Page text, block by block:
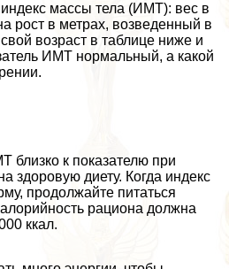
массы тела (ИМТ): вес в
рост в метрах, возведенный в
возраст в таблице ниже и
ИМТ нормальный, а какой
близко к показателю при
здоровую диету. Когда индекс
продолжайте питаться
рациона должна
ккал.